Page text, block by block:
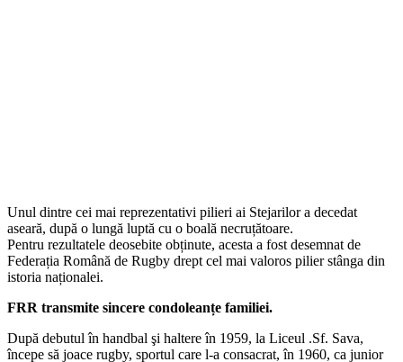
Unul dintre cei mai reprezentativi pilieri ai Stejarilor a decedat
aseară, după o lungă luptă cu o boală necruțătoare.
Pentru rezultatele deosebite obținute, acesta a fost desemnat de
Federația Română de Rugby drept cel mai valoros pilier stânga din
istoria naționalei.
FRR transmite sincere condoleanțe familiei.
După debutul în handbal şi haltere în 1959, la Liceul .Sf. Sava,
începe să joace rugby, sportul care l-a consacrat, în 1960, ca junior